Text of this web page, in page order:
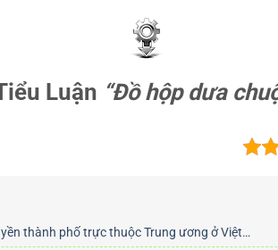
Luận “Đồ hộp dưa
thành phố trực thuộc Trung ương ở Việt…